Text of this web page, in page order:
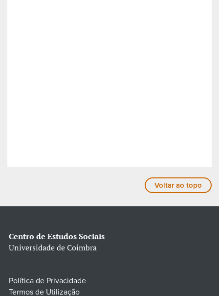
Voltar ao topo
Centro de Estudos Sociais
Universidade de Coimbra
Política de Privacidade
Termos de Utilização